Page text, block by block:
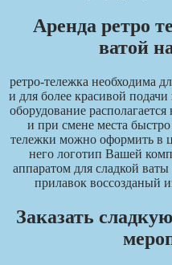
Аренда ретро
ватой
ретро-тележка необходима
и для более красивой
оборудование
и при смене места
тележки можно оформить в
него логотип Вашей
аппаратом для сладкой
прилавок воссозданый
Заказать